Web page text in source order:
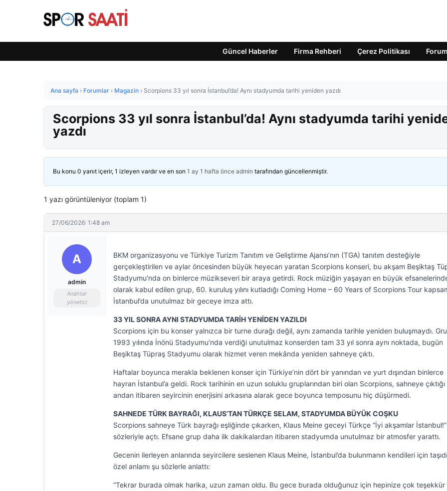
Güncel Haberler Firma Rehberi Çerez Politikası Forum
Ana sayfa › Forumlar › Magazin › Scorpions 33 yıl sonra İstanbul’da! Aynı stadyumda tarihi yeniden yazdı
Scorpions 33 yıl sonra İstanbul’da! Aynı stadyumda tarihi
yazdı
Bu konu 0 yanıt içerir, 1 izleyen vardır ve en son 1 ay 1 hafta önce admin tarafından güncellenmiştir.
1 yazı görüntüleniyor (toplam 1)
27/06/2026: 1:48 am
A
admin
Anahtar
yönetici
BKM organizasyonu ve Türkiye Turizm Tanıtım ve Geliştirme Ajansı’nın (TGA) tanıtım desteğiyle
gerçekleştirilen ve aylar öncesinden büyük heyecan yaratan Scorpions konseri, bu akşam Beşiktaş
Stadyumu’nda on binlerce müzikseveri bir araya getirdi. Rock müziğin yaşayan en büyük
olarak kabul edilen grup, 60. kuruluş yılını kutladığı Coming Home – 60 Years of Scorpions Tour
İstanbul’da unutulmaz bir geceye imza attı.
33 YIL SONRA AYNI STADYUMDA TARİH YENİDEN YAZILDI
Scorpions için bu konser yalnızca bir turne durağı değil, aynı zamanda tarihle yeniden buluşmaydı.
1993 yılında İnönü Stadyumu’nda verdiği unutulmaz konserden tam 33 yıl sonra aynı noktada, bugün
Beşiktaş Tüpraş Stadyumu olarak hizmet veren mekânda yeniden sahneye çıktı.
Haftalar boyunca merakla beklenen konser için Türkiye’nin dört bir yanından ve yurt dışından binlerce
hayran İstanbul’a geldi. Rock tarihinin en uzun soluklu gruplarından biri olan Scorpions, sahneye çıktığı
andan itibaren seyircinin enerjisini arkasına alarak gece boyunca temposunu hiç düşürmedi.
SAHNEDE TÜRK BAYRAĞI, KLAUS’TAN TÜRKÇE SELAM, STADYUMDA BÜYÜK COŞKU
Scorpions sahneye Türk bayrağı eşliğinde çıkarken, Klaus Meine geceyi Türkçe “İyi akşamlar İstanbul!”
sözleriyle açtı. Efsane grup daha ilk dakikalardan itibaren stadyumda unutulmaz bir atmosfer yarattı.
Gecenin ilerleyen anlarında seyircilere seslenen Klaus Meine, İstanbul’da bulunmanın kendileri için
özel anlamı şu sözlerle anlattı:
“Tekrar burada olmak harika, uzun zaman oldu. Bu gece burada olduğunuz için hepinize çok teşekkür